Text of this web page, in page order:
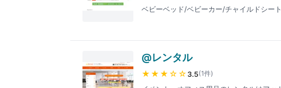
ベビーベッド/ベビーカー/チャイルドシー
@レンタル
★★★ ☆☆ 3.5(1件)